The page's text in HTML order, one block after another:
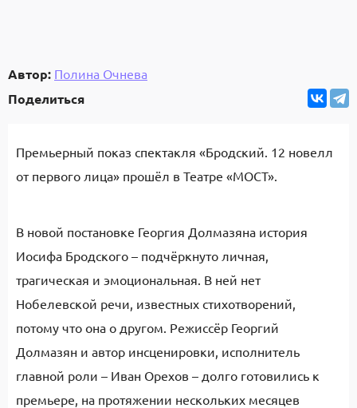
Автор: Полина Очнева
Поделиться
Премьерный показ спектакля «Бродский. 12 новелл
от первого лица» прошёл в Театре «МОСТ».
В новой постановке Георгия Долмазяна история
Иосифа Бродского – подчёркнуто личная,
трагическая и эмоциональная. В ней нет
Нобелевской речи, известных стихотворений,
потому что она о другом. Режиссёр Георгий
Долмазян и автор инсценировки, исполнитель
главной роли – Иван Орехов – долго готовились к
премьере, на протяжении нескольких месяцев